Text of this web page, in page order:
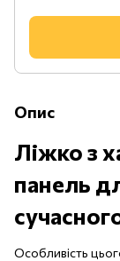
Опис
Ліжко з
панель
Особливість